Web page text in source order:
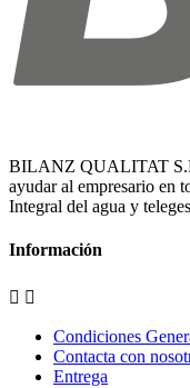
BILANZ QUALITAT
ayudar al empresario en
Integral del agua y
Información
 
Condiciones
Contacta con
Entrega